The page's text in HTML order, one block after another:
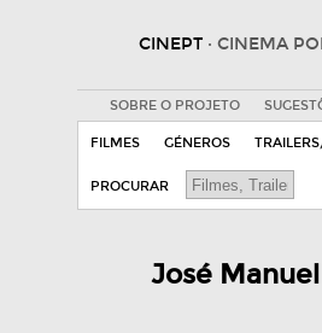
CINEPT · CINEMA
SOBRE O PROJETO
FILMES GÉNEROS
PROCURAR
José